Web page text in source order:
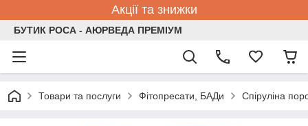
Акції та знижки
БУТИК РОСА - АЮРВЕДА ПРЕМІУМ
Товари та послуги Фітопресати, БАДи Спіруліна